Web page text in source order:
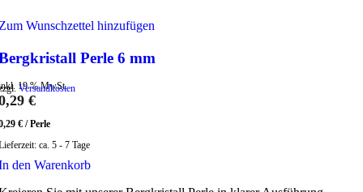
Wunschzettel hinzufügen
Perle 6 mm
19 % MwSt.
Versandkosten
€
€ /Perle
ca. 5 - 7 Tage
den Warenkorb